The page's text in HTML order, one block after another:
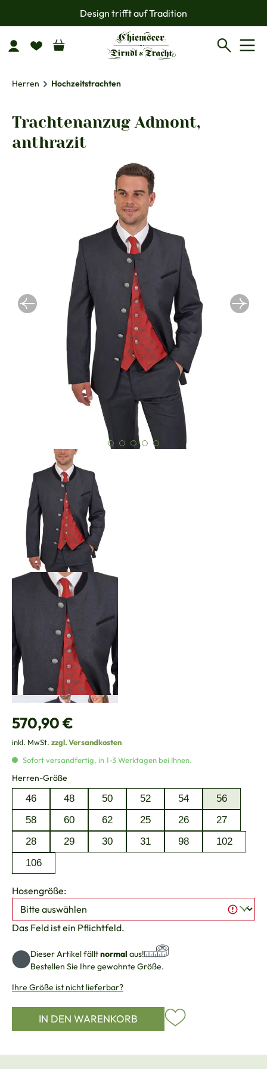
Zum Hauptinhalt springenDesign trifft auf Tradition
Herren Hochzeitstrachten
Trachtenanzug Admont,
anthrazit
Bildergalerie überspringen
Regulärer Preis:
570,90 €
inkl. MwSt. zzgl. Versandkosten
Sofort versandfertig, in 1-3 Werktagen bei Ihnen.
Herren-Größe
46 48 50 52 54
56
58
60 62 25 26
27
28
29 30 31 98
102
106
Hosengröße:
Das Feld ist ein Pflichtfeld.
Dieser Artikel fälltnormal aus!
Bestellen Sie Ihre gewohnte Größe.
Ihre Größe ist nicht lieferbar?
IN DEN WARENKORB